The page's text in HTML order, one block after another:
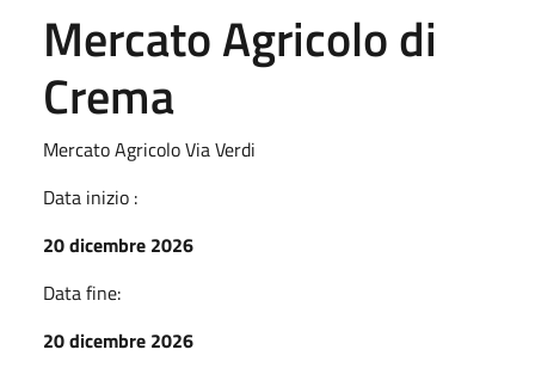
Mercato Agricolo di
Crema
Mercato Agricolo Via Verdi
Data inizio :
20 dicembre 2026
Data fine:
20 dicembre 2026